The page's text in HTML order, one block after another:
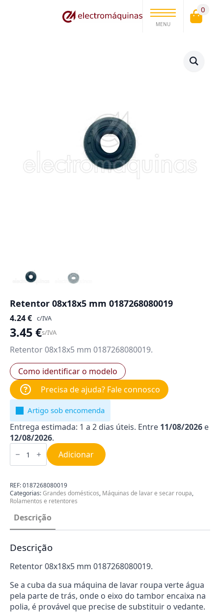
MENU
0
Retentor 08x18x5 mm 0187268080019
4.24€ c/IVA
3.45€s/IVA
Retentor 08x18x5 mm 0187268080019.
Como identificar o modelo
Precisa de ajuda? Fale connosco
Artigo sob encomenda
Entrega estimada: 1 a 2 dias úteis. Entre 11/08/2026 e
12/08/2026.
Quantidade
de
08x18x5
0187268080019
Adicionar
REF:0187268080019
Categorias:Grandes domésticos, Máquinas de lavar e secar roupa,
Rolamentos e retentores
Descrição
Descrição
Retentor 08x18x5 mm 0187268080019.
Se a cuba da sua máquina de lavar roupa verte água
pela parte de trás, onde o eixo do tambor encaixa na
polia, é provável que precise de substituir o vedante.